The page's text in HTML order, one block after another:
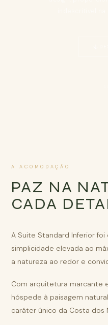
A ACOMODAÇÃO
PAZ NA
CADA
A Suite Standard Inferior
simplicidade elevada ao
a natureza ao redor e
Com arquitetura marcante
hóspede à paisagem
caráter único da Costa dos